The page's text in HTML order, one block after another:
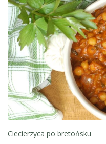
Ciecierzyca po bretońsku